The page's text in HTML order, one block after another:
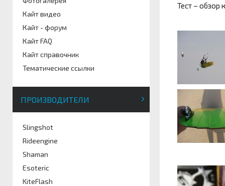
Кайт видео
Кайт - форум
Кайт FAQ
Кайт справочник
Тематические ссылки
ПРОИЗВОДИТЕЛИ
Slingshot
Rideengine
Shaman
Esoteric
KiteFlash
Тест – обзор